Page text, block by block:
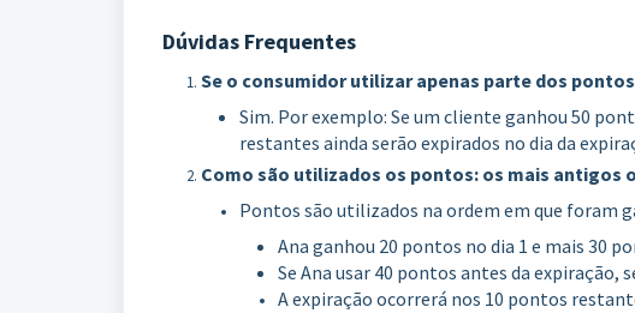
Dúvidas Frequentes
Se o consumidor utilizar apenas parte dos
Sim. Por exemplo: Se um cliente ganhou 50
restantes ainda serão expirados no dia da
Como são utilizados os pontos: os mais antigos
Pontos são utilizados na ordem em que foram
Ana ganhou 20 pontos no dia 1 e mais 30
Se Ana usar 40 pontos antes da expiração,
A expiração ocorrerá nos 10 pontos